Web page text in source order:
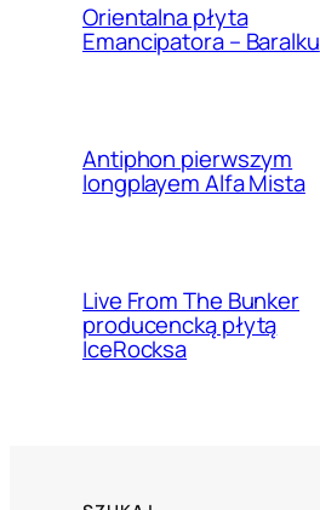
Orientalna płyta
Emancipatora – Baralku
Antiphon pierwszym
longplayem Alfa Mista
Live From The Bunker
producencką płytą
IceRocksa